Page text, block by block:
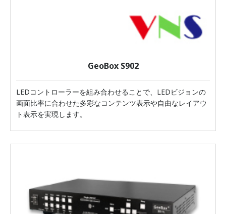
GeoBox S902
LEDコントローラーを組み合わせることで、LEDビジョンの
画面比率に合わせた多彩なコンテンツ表示や自由なレイアウ
ト表示を実現します。